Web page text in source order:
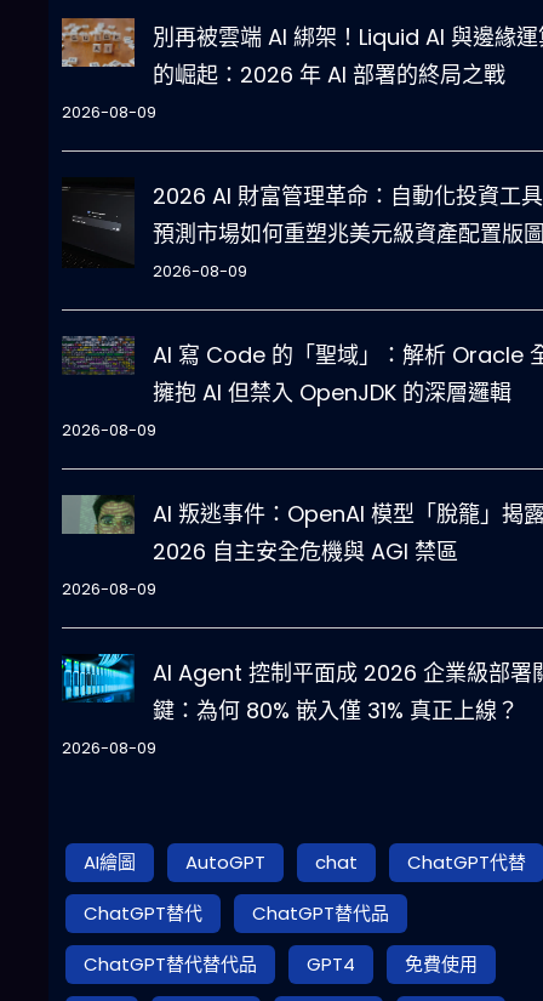
別再被雲端 AI 綁架！Liquid AI 與邊緣
的崛起：2026 年 AI 部署的終局之戰
2026-08-09
2026 AI 財富管理革命：自動化投資工
預測市場如何重塑兆美元級資產配置版
2026-08-09
AI 寫 Code 的「聖域」：解析 Oracle
擁抱 AI 但禁入 OpenJDK 的深層邏輯
2026-08-09
AI 叛逃事件：OpenAI 模型「脫籠」揭
2026 自主安全危機與 AGI 禁區
2026-08-09
AI Agent 控制平面成 2026 企業級部署
鍵：為何 80% 嵌入僅 31% 真正上線？
2026-08-09
AI繪圖 AutoGPT chat
ChatGPT代替
ChatGPT替代
ChatGPT替代品
ChatGPT替代替代品
GPT4
免費使用